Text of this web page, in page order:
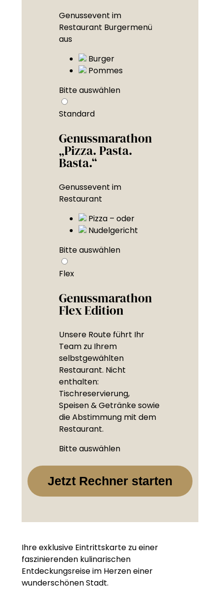
Genussevent im
Restaurant Burgermenü
aus
Burger
Pommes
Bitte auswählen
Standard
Genussmarathon
„Pizza. Pasta.
Basta.“
Genussevent im
Restaurant
Pizza – oder
Nudelgericht
Bitte auswählen
Flex
Genussmarathon
Flex Edition
Unsere Route führt Ihr
Team zu Ihrem
selbstgewählten
Restaurant. Nicht
enthalten:
Tischreservierung,
Speisen & Getränke sowie
die Abstimmung mit dem
Restaurant.
Bitte auswählen
Jetzt Rechner starten
Ihre exklusive Eintrittskarte zu einer
faszinierenden kulinarischen
Entdeckungsreise im Herzen einer
wunderschönen Stadt.